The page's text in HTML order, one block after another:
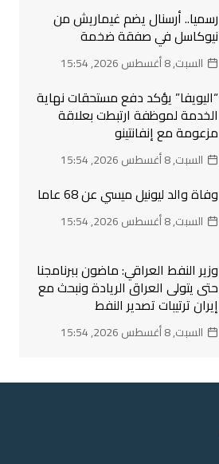
رسميا.. أرسنال يضم غيماريش من
نيوكاسل في صفقة ضخمة
السبت, 8 أغسطس 2026, 15:54
“اليويفا” يؤكد دفع مستحقات نهاية
الخدمة لموظفة ارتبطت بعلاقة
مزعومة مع إنفانتينو
السبت, 8 أغسطس 2026, 15:54
وفاة والد ليونيل ميسي عن 68 عاما
السبت, 8 أغسطس 2026, 15:54
وزير النفط العراقي: ماضون ببرنامجنا
حتى يتولى العراق الريادة ونبحث مع
إيران ترتيبات تصدير النفط
السبت, 8 أغسطس 2026, 15:54